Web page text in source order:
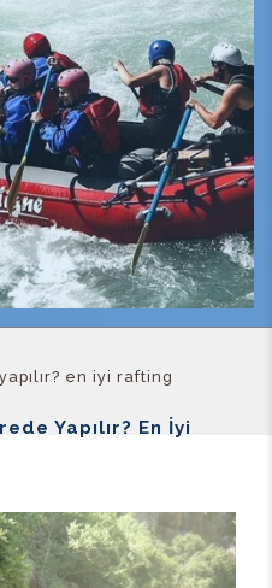
en i̇yi rafting
Yapılır? En İyi